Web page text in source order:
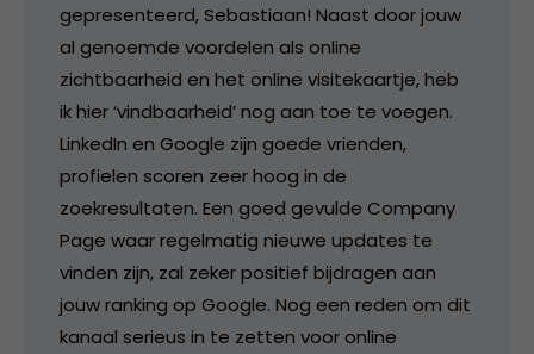
gepresenteerd, Sebastiaan! Naast door jouw
al genoemde voordelen als online
zichtbaarheid en het online visitekaartje, heb
ik hier ‘vindbaarheid’ nog aan toe te voegen.
LinkedIn en Google zijn goede vrienden,
profielen scoren zeer hoog in de
zoekresultaten. Een goed gevulde Company
Page waar regelmatig nieuwe updates te
vinden zijn, zal zeker positief bijdragen aan
jouw ranking op Google. Nog een reden om dit
kanaal serieus in te zetten voor online